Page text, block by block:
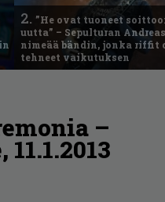
2. ”He ovat tuoneet
uutta” – Sepulturan
nimeää bändin, jonka riffit
tehneet vaikutuksen
–